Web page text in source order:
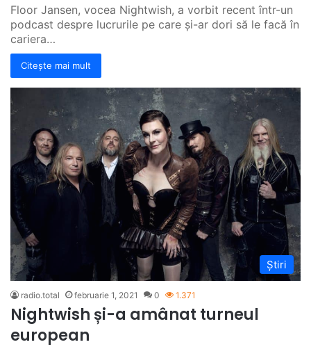
Floor Jansen, vocea Nightwish, a vorbit recent într-un
podcast despre lucrurile pe care și-ar dori să le facă în
cariera…
Citește mai mult
Știri
radio.total februarie 1, 2021 0 1.371
Nightwish și-a amânat turneul
european